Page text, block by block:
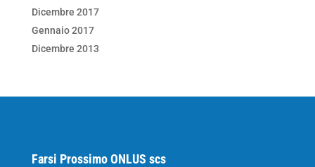
Dicembre 2017
Gennaio 2017
Dicembre 2013
Farsi Prossimo ONLUS scs